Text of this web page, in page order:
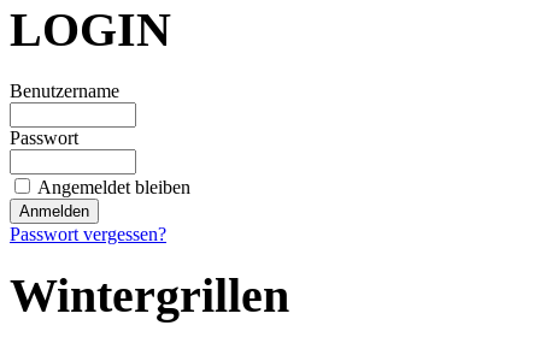
LOGIN
Benutzername
Passwort
Angemeldet bleiben
Passwort vergessen?
Wintergrillen